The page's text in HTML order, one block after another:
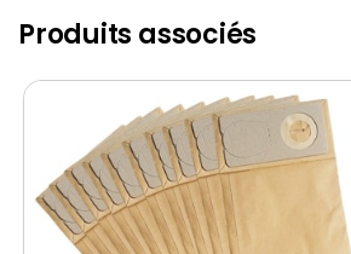
Produits associés